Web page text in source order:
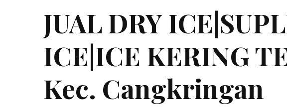
JUAL DRY
ICE|ICE KERING
Kec. Cangkringan